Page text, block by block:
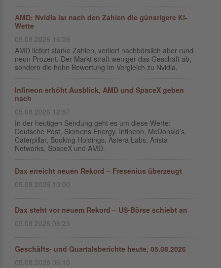
AMD: Nvidia ist nach den Zahlen die günstigere KI-
Wette
05.08.2026 16:09
AMD liefert starke Zahlen, verliert nachbörslich aber rund
neun Prozent. Der Markt straft weniger das Geschäft ab,
sondern die hohe Bewertung im Vergleich zu Nvidia.
Infineon erhöht Ausblick, AMD und SpaceX geben
nach
05.08.2026 12:57
In der heutigen Sendung geht es um diese Werte:
Deutsche Post, Siemens Energy, Infineon, McDonald’s,
Caterpillar, Booking Holdings, Astera Labs, Arista
Networks, SpaceX und AMD.
Dax erreicht neuen Rekord – Fresenius überzeugt
05.08.2026 10:00
Dax steht vor neuem Rekord – US-Börse schiebt an
05.08.2026 08:23
Geschäfts- und Quartalsberichte heute, 05.08.2026
05.08.2026 06:10